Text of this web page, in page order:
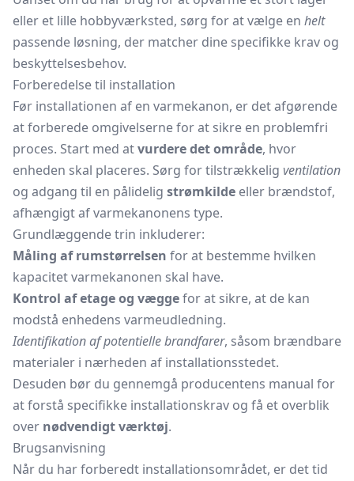
eller et lille hobbyværksted, sørg for at vælge en helt
passende løsning, der matcher dine specifikke krav og
beskyttelsesbehov.
Forberedelse til installation
Før installationen af en varmekanon, er det afgørende
at forberede omgivelserne for at sikre en problemfri
proces. Start med atvurdere det område, hvor
enheden skal placeres. Sørg for tilstrækkelig ventilation
og adgang til en pålidelig strømkilde eller brændstof,
afhængigt af varmekanonens type.
Grundlæggende trin inkluderer:
Måling af rumstørrelsen for at bestemme hvilken
kapacitet varmekanonen skal have.
Kontrol af etage og væggefor at sikre, at de kan
modstå enhedens varmeudledning.
Identifikation af potentielle brandfarer, såsom brændbare
materialer i nærheden af installationsstedet.
Desuden bør du gennemgå producentens manual for
at forstå specifikke installationskrav og få et overblik
over nødvendigt værktøj.
Brugsanvisning
Når du har forberedt installationsområdet, er det tid